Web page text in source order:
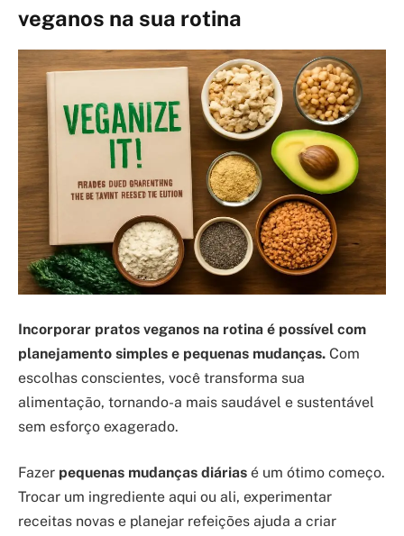
veganos na sua rotina
Incorporar pratos veganos na rotina é possível com
planejamento simples e pequenas mudanças. Com
escolhas conscientes, você transforma sua
alimentação, tornando-a mais saudável e sustentável
sem esforço exagerado.
Fazer pequenas mudanças diárias é um ótimo começo.
Trocar um ingrediente aqui ou ali, experimentar
receitas novas e planejar refeições ajuda a criar